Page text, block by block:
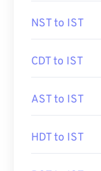
NST to IST
CDT to IST
AST to IST
HDT to IST